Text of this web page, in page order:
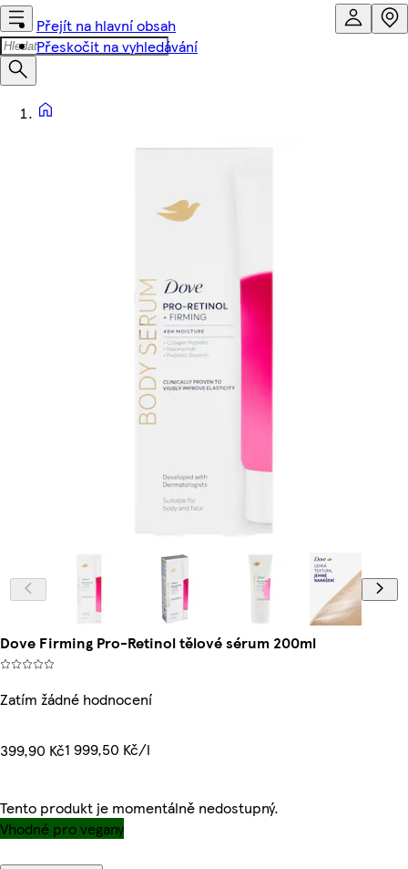
Přejít na hlavní obsah
Přeskočit na vyhledávání
Dove Firming Pro-Retinol tělové sérum 200ml
Zatím žádné hodnocení
399,90 Kč1 999,50 Kč/l
Tento produkt je momentálně nedostupný.
Vhodné pro vegany